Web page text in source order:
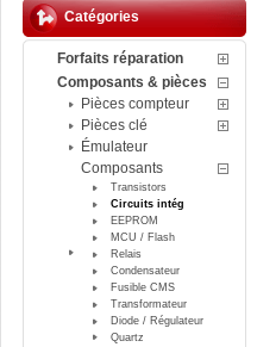
Catégories
Forfaits réparation
Composants & pièces
Pièces compteur
Pièces clé
Émulateur
Composants
Transistors
Circuits intég
EEPROM
MCU / Flash
Relais
Condensateur
Fusible CMS
Transformateur
Diode / Régulateur
Quartz